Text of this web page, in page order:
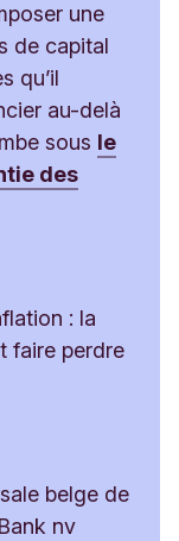
une
de capital
qu’il
au-delà
sous le
des
: la
faire perdre
belge de
nv